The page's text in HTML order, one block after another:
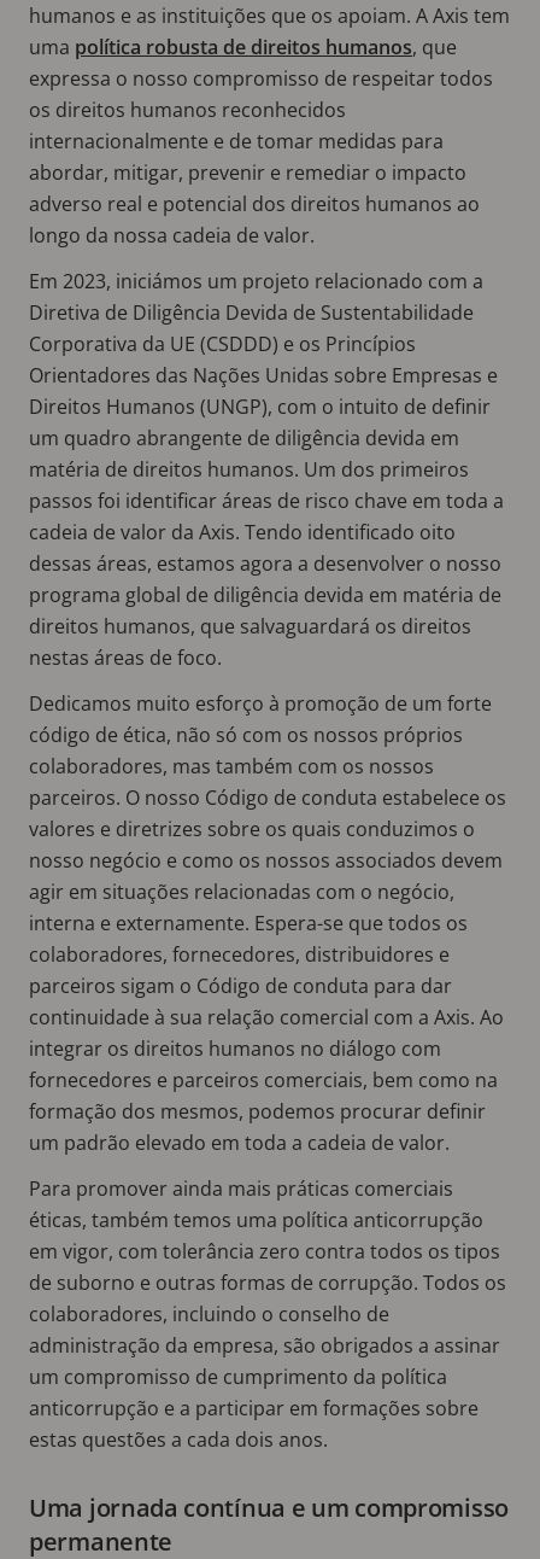
humanos e as instituições que os apoiam. A Axis tem
uma política robusta de direitos humanos, que
expressa o nosso compromisso de respeitar todos
os direitos humanos reconhecidos
internacionalmente e de tomar medidas para
abordar, mitigar, prevenir e remediar o impacto
adverso real e potencial dos direitos humanos ao
longo da nossa cadeia de valor.
Em 2023, iniciámos um projeto relacionado com a
Diretiva de Diligência Devida de Sustentabilidade
Corporativa da UE (CSDDD) e os Princípios
Orientadores das Nações Unidas sobre Empresas e
Direitos Humanos (UNGP), com o intuito de definir
um quadro abrangente de diligência devida em
matéria de direitos humanos. Um dos primeiros
passos foi identificar áreas de risco chave em toda a
cadeia de valor da Axis. Tendo identificado oito
dessas áreas, estamos agora a desenvolver o nosso
programa global de diligência devida em matéria de
direitos humanos, que salvaguardará os direitos
nestas áreas de foco.
Dedicamos muito esforço à promoção de um forte
código de ética, não só com os nossos próprios
colaboradores, mas também com os nossos
parceiros. O nosso Código de conduta estabelece os
valores e diretrizes sobre os quais conduzimos o
nosso negócio e como os nossos associados devem
agir em situações relacionadas com o negócio,
interna e externamente. Espera-se que todos os
colaboradores, fornecedores, distribuidores e
parceiros sigam o Código de conduta para dar
continuidade à sua relação comercial com a Axis. Ao
integrar os direitos humanos no diálogo com
fornecedores e parceiros comerciais, bem como na
formação dos mesmos, podemos procurar definir
um padrão elevado em toda a cadeia de valor.
Para promover ainda mais práticas comerciais
éticas, também temos uma política anticorrupção
em vigor, com tolerância zero contra todos os tipos
de suborno e outras formas de corrupção. Todos os
colaboradores, incluindo o conselho de
administração da empresa, são obrigados a assinar
um compromisso de cumprimento da política
anticorrupção e a participar em formações sobre
estas questões a cada dois anos.
Uma jornada contínua e um compromisso
permanente